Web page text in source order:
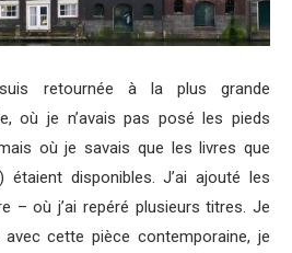
retournée à la plus grande
où je n’avais pas posé les pieds
où je savais que les livres que
étaient disponibles. J’ai ajouté les
– où j’ai repéré plusieurs titres. Je
cette pièce contemporaine, je